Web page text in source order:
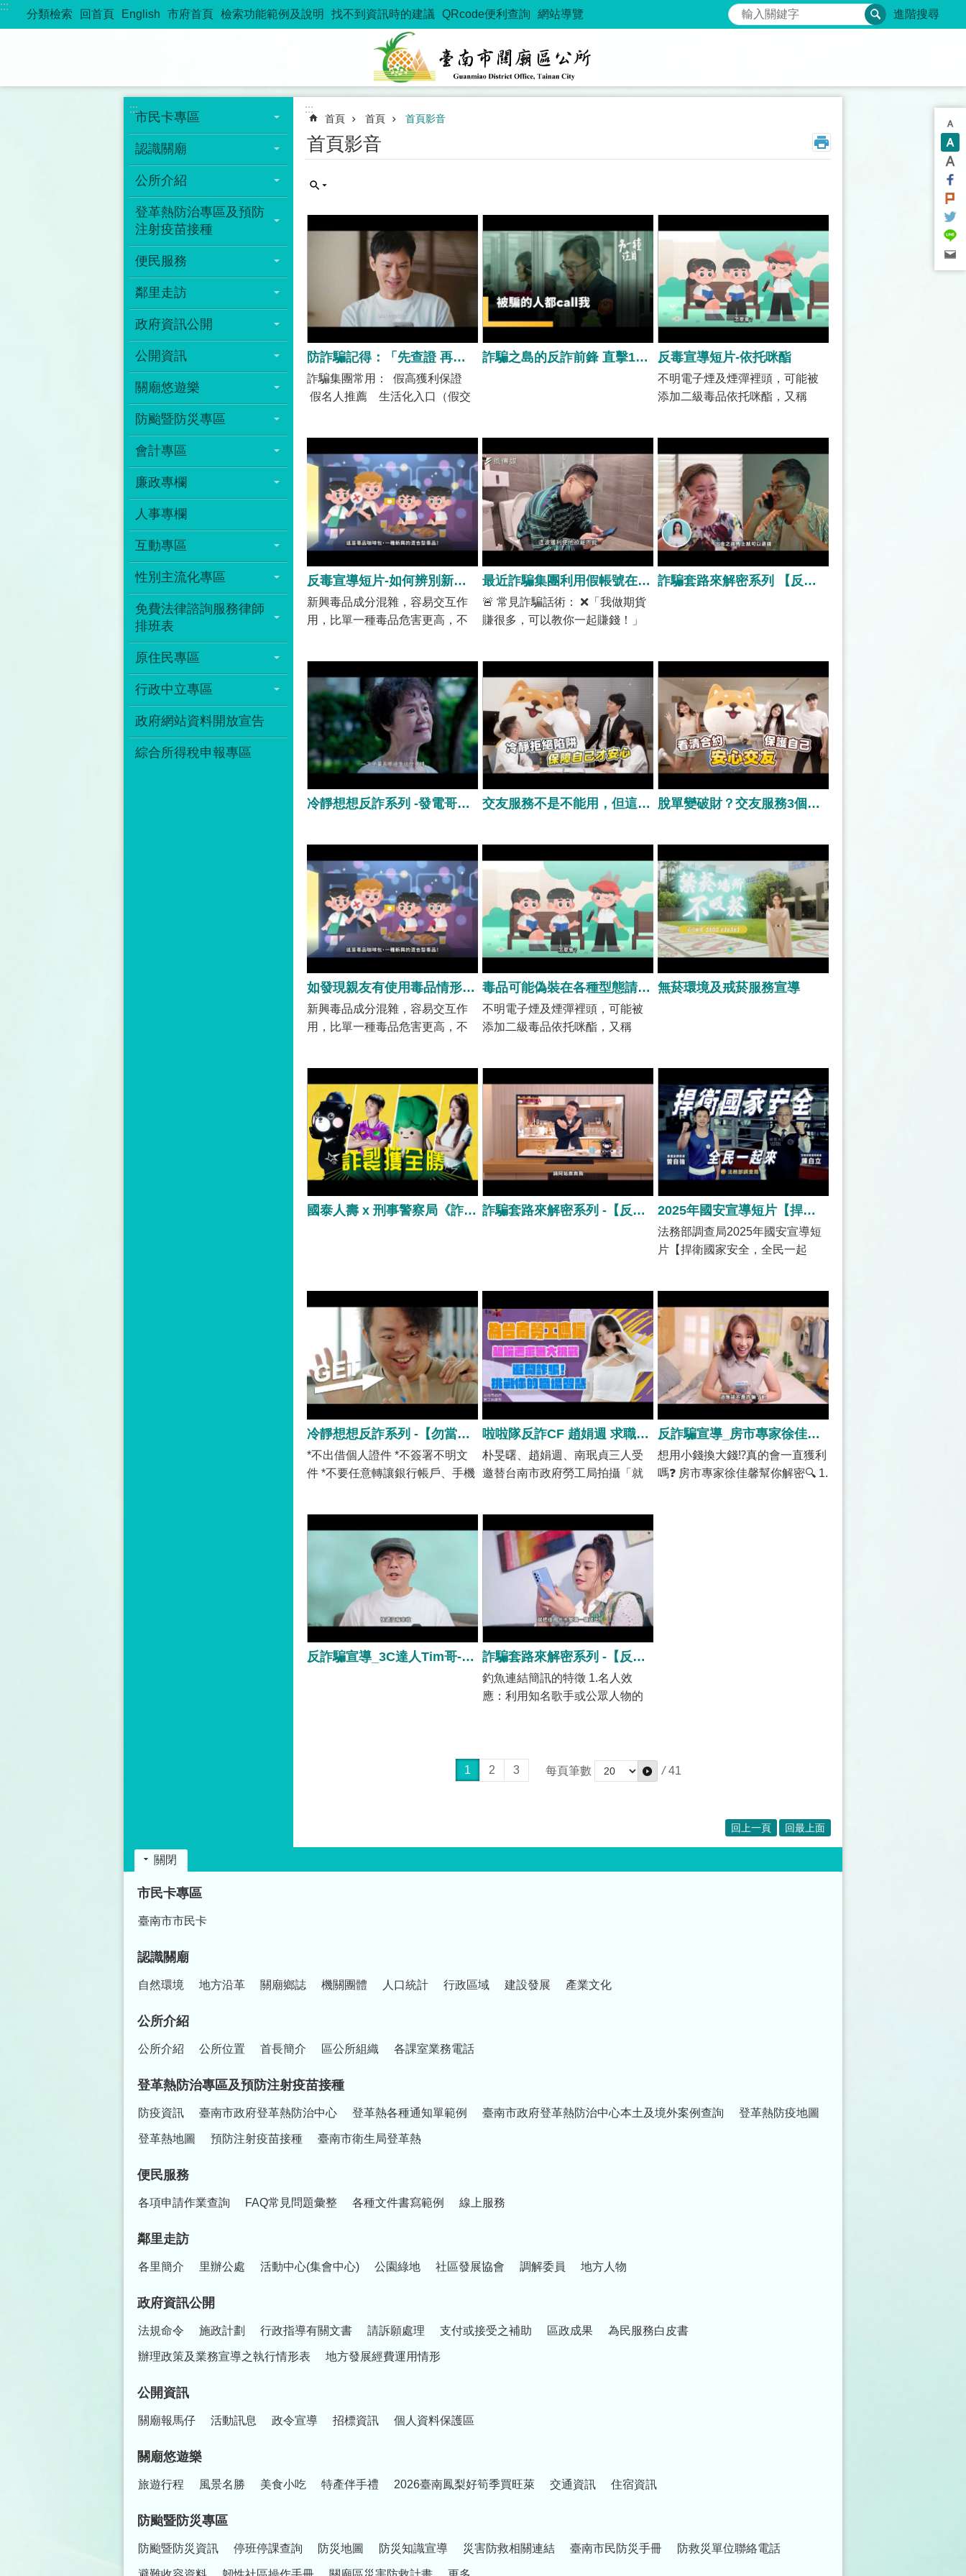
跳到主要內容區塊
:::
分類檢索 回首頁 English 市府首頁 檢索功能範例及說明 找不到資訊時的建議 QRcode便利查詢 網站導覽 搜尋 進階搜尋
:::
市民卡專區
認識關廟
公所介紹
登革熱防治專區及預防
注射疫苗接種
便民服務
鄰里走訪
政府資訊公開
公開資訊
關廟悠遊樂
防颱暨防災專區
會計專區
廉政專欄
人事專欄
互動專區
性別主流化專區
免費法律諮詢服務律師
排班表
原住民專區
行政中立專區
政府網站資料開放宣告
綜合所得稅申報專區
:::
首頁 首頁 首頁影音
首頁影音
防詐騙記得：「先查證 再投資」
詐騙集團常用： 假高獲利保證
假名人推薦 生活化入口（假交
查證 再投資」才是王道！ ➡︎ 用
165 官網或專線查詢可疑網站/投
資廣告 ➡︎ 不給陌生人 LINE 金融
資訊 ➡︎ 投資請透過合法券商 保護
你的財產，不給詐騙可趁之機！
https://youtu.be/dvBrE3UlmOU?
所用心守護每一位鄉親
詐騙之島的反詐前鋒 直擊165接線員日接1500通電話的不眠不休真實日常 反毒宣導短片-依托咪酯
不明電子煙及煙彈裡頭，可能被
添加二級毒品依托咪酯，又稱
無法控制、語無倫次等，引發類
似殭屍全身顫抖、無法站立、失
去意識，不但造成身體的危害，
嚴重可能會導致呼吸衰竭、昏迷
甚至有死亡風險。因為毒品可能
偽裝在各種型態中，有時候在朋
生人提供來路不明的餅乾糖果，
反毒宣導短片-如何辨別新興毒品
新興毒品成分混雜，容易交互作
用，比單一種毒品危害更高，不
死風險，毒防中心個管師有教過
「拒毒五招」可以幫助我們破
解，若不小心誤食來路不明的食
品或藥品後感到身體不適，出現
幻覺、妄想、全身癱軟無力等症
狀請盡速就醫（119），如發現親
危害防制中心諮詢專線 0800-770-
最近詐騙集團利用假帳號在交友平台或社群媒體上搭訕，先假裝對你有好感，等取得信任後再引導你投資期貨或保證金交易。
🚨 常見詐騙話術： ❌「我做期貨
賺很多，可以教你一起賺錢！」
帶單！」 ❌「先試試看小額就
好，很快出金！」 🔎 但實際上：
✔️操作平台是假的或無執照 ✔️你
看到的都是假獲利截圖 ✔️你一旦
匯款或入金就拿不回來 👮‍♂️ 警方提
醒： 🔹不輕易加不認識的人 🔹不
投資要三思 🔹有疑問就向反詐單
詐騙套路來解密系列 【反詐騙宣導_財經名人安娜-假代書投資詐騙】
冷靜想想反詐系列 -發電哥范揚琪【投資群組多詐騙 房產抵押別大意】發電哥范揚琪 交友服務不是不能用，但這些風險你一定要懂 脫單變破財？交友服務3個暗黑話術曝光
如發現親友有使用毒品情形，可撥打毒品危害防制中心諮詢專線 0800-770-885（請請您，幫幫我）
新興毒品成分混雜，容易交互作
用，比單一種毒品危害更高，不
死風險，毒防中心個管師有教過
「拒毒五招」可以幫助我們破
解，若不小心誤食來路不明的食
品或藥品後感到身體不適，出現
幻覺、妄想、全身癱軟無力等症
狀請盡速就醫（119），如發現親
危害防制中心諮詢專線 0800-770-
毒品可能偽裝在各種型態請避免誤食
不明電子煙及煙彈裡頭，可能被
添加二級毒品依托咪酯，又稱
無法控制、語無倫次等，引發類
似殭屍全身顫抖、無法站立、失
去意識，不但造成身體的危害，
嚴重可能會導致呼吸衰竭、昏迷
甚至有死亡風險。因為毒品可能
偽裝在各種型態中，有時候在朋
生人提供來路不明的餅乾糖果，
無菸環境及戒菸服務宣導
國泰人壽 x 刑事警察局《詐裂獲全勝》Official Music Video (Ft.奧運國手 陳思羽) 詐騙套路來解密系列 -【反詐騙宣導_戲劇男星洪毛-猜猜我是誰】 2025年國安宣導短片【捍衛國家安全，全民一起來】
法務部調查局2025年國安宣導短
片【捍衛國家安全，全民一起
冷靜想想反詐系列 -【勿當詐騙集團幫兇 小心保管證件帳戶】
*不出借個人證件 *不簽署不明文
件 *不要任意轉讓銀行帳戶、手機
啦啦隊反詐CF 趙娟週 求職防騙 2分鐘
朴旻曙、趙娟週、南珉貞三人受
邀替台南市政府勞工局拍攝「就
反詐騙宣導_房市專家徐佳馨-被害者心境
想用小錢換大錢⁉️真的會一直獲利
嗎❓ 房市專家徐佳馨幫你解密🔍 1.
反詐騙宣導_3C達人Tim哥-假網拍(15秒) 詐騙套路來解密系列 -【反詐騙宣導_金曲歌姬舞思愛-釣魚連結簡訊】
釣魚連結簡訊的特徵 1.名人效
應：利用知名歌手或公眾人物的
優惠：提供看似無法拒絕的優惠
或獎品，吸引受害者點擊連結。
惕，避免隨意點擊。 2.核實來
1 2 3 每頁筆數 / 41
回上一頁 回最上面
關閉
市民卡專區
臺南市市民卡
認識關廟
自然環境 地方沿革 關廟鄉誌 機關團體 人口統計 行政區域 建設發展 產業文化
公所介紹
公所介紹 公所位置 首長簡介 區公所組織 各課室業務電話
登革熱防治專區及預防注射疫苗接種
防疫資訊 臺南市政府登革熱防治中心 登革熱各種通知單範例 臺南市政府登革熱防治中心本土及境外案例查詢 登革熱防疫地圖
登革熱地圖 預防注射疫苗接種 臺南市衛生局登革熱
便民服務
各項申請作業查詢 FAQ常見問題彙整 各種文件書寫範例 線上服務
鄰里走訪
各里簡介 里辦公處 活動中心(集會中心) 公園綠地 社區發展協會 調解委員 地方人物
政府資訊公開
法規命令 施政計劃 行政指導有關文書 請訴願處理 支付或接受之補助 區政成果 為民服務白皮書
辦理政策及業務宣導之執行情形表 地方發展經費運用情形
公開資訊
關廟報馬仔 活動訊息 政令宣導 招標資訊 個人資料保護區
關廟悠遊樂
旅遊行程 風景名勝 美食小吃 特產伴手禮 2026臺南鳳梨好筍季買旺萊 交通資訊 住宿資訊
防颱暨防災專區
防颱暨防災資訊 停班停課查詢 防災地圖 防災知識宣導 災害防救相關連結 臺南市民防災手冊 防救災單位聯絡電話